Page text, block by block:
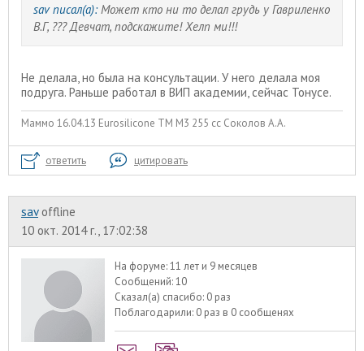
sav писал(а):Может кто ни то делал грудь у Гавриленко
В.Г, ??? Девчат, подскажите! Хелп ми!!!
Не делала, но была на консультации. У него делала моя
подруга. Раньше работал в ВИП академии, сейчас Тонусе.
Маммо 16.04.13 Eurosilicone ТМ М3 255 сс Соколов А.А.
ответить цитировать
sav offline
10 окт. 2014 г., 17:02:38
На форуме:11 лет и 9 месяцев
Сообщений:10
Сказал(а) спасибо: 0 раз
Поблагодарили: 0 раз в 0 сообщенях